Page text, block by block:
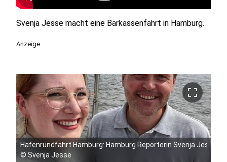
Svenja Jesse macht eine Barkassenfahrt in Hamburg.
Anzeige
crop_free
Hafenrundfahrt Hamburg: Hamburg Reporterin Svenja Jesse
© Svenja Jesse